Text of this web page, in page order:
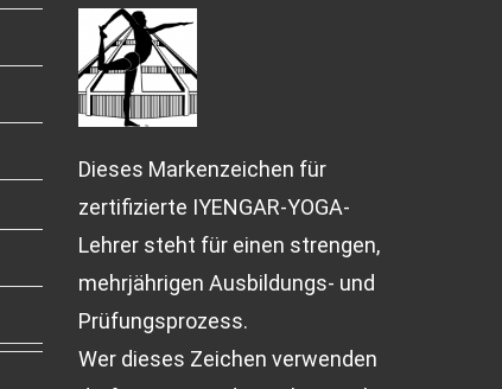
Dieses Markenzeichen für
zertifizierte IYENGAR-YOGA-
Lehrer steht für einen strengen,
mehrjährigen Ausbildungs- und
Prüfungsprozess.
Wer dieses Zeichen verwenden